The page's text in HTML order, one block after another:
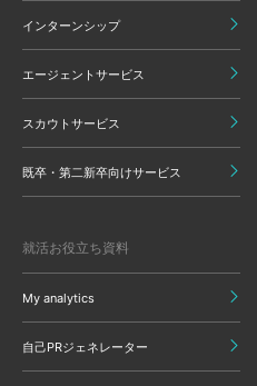
インターンシップ
エージェントサービス
スカウトサービス
既卒・第二新卒向けサービス
就活お役立ち資料
My analytics
自己PRジェネレーター